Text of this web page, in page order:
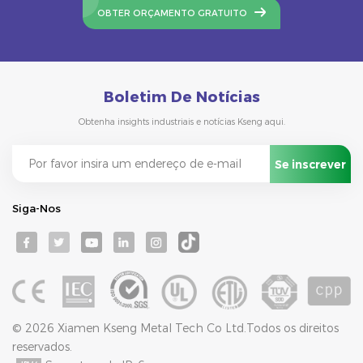
OBTER ORÇAMENTO GRATUITO
Boletim De Notícias
Obtenha insights industriais e notícias Kseng aqui.
Siga-Nos
© 2026 Xiamen Kseng Metal Tech Co Ltd.Todos os direitos
reservados.